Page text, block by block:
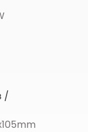
/